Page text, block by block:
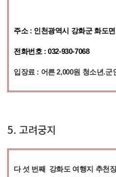
주소 : 인천광역시 강화군 화도
전화번호 : 032-930-7068
입장료 : 어른 2,000원 청소년.군
5. 고려궁지
다 섯 번째 강화도 여행지 추천